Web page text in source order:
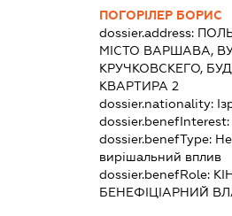
ПОГОРІЛЕР БОРИС
dossier.address:
МІСТО ВАРШАВА,
КРУЧКОВСКЕГО,
КВАРТИРА 2
dossier.nationality:
dossier.benefType:
вирішальний вплив
dossier.benefRole:
БЕНЕФІЦІАРНИЙ